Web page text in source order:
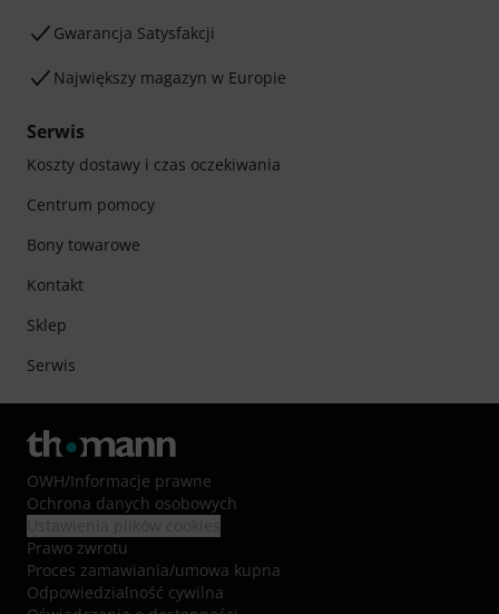
Gwarancja Satysfakcji
Największy magazyn w Europie
Serwis
Koszty dostawy i czas oczekiwania
Centrum pomocy
Bony towarowe
Kontakt
Sklep
Serwis
OWH/Informacje prawne
Ochrona danych osobowych
Prawo zwrotu
Proces zamawiania/umowa kupna
Odpowiedzialność cywilna